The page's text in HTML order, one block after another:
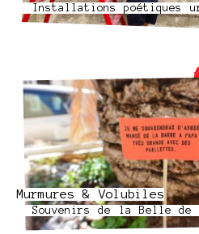
Installations poétiques
Murmures & Volubiles
Souvenirs de la Belle de